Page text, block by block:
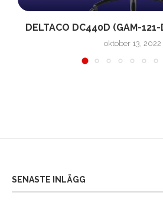
DELTACO DC440D (GAM-121-
oktober 13, 2022
SENASTE INLÄGG